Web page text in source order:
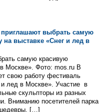
приглашают выбрать самую
на выставке «Снег и лед в
самую красивую
Москве». Фото: mos.ru В
свою работу фестиваль
лед в Москве». Участие в
скульпторы из разных
Вниманию посетителей парка
[…]